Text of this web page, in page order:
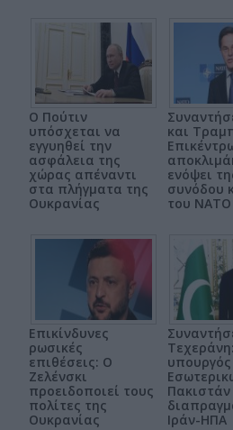
Ο Πούτιν
υπόσχεται να
εγγυηθεί την
ασφάλεια της
χώρας απέναντι
στα πλήγματα της
Ουκρανίας
και
ενόψει
συνόδου
του ΝΑΤΟ
Επικίνδυνες
ρωσικές
επιθέσεις: Ο
Ζελένσκι
προειδοποιεί τους
πολίτες της
Ουκρανίας
υπουργός
Πακιστάν
Ιράν-ΗΠΑ